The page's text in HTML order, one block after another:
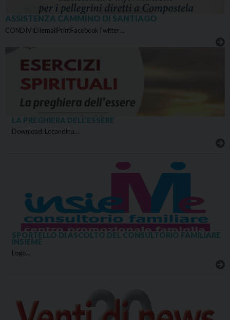
ASSISTENZA CAMMINO DI SANTIAGO
CONDIVIDIemailPrintFacebookTwitter…
LA PREGHIERA DELL’ESSERE
Download: Locandina…
SPORTELLO DI ASCOLTO DEL CONSULTORIO FAMILIARE
INSIEME
Logo…